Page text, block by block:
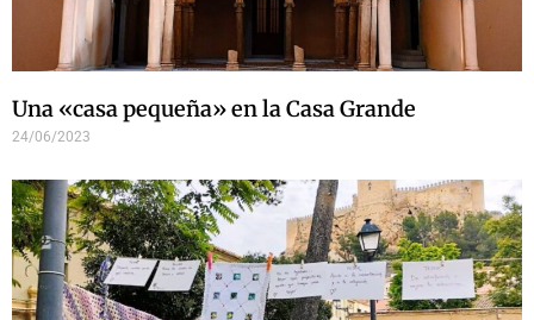
Una «casa pequeña» en la Casa Grande
24/06/2023